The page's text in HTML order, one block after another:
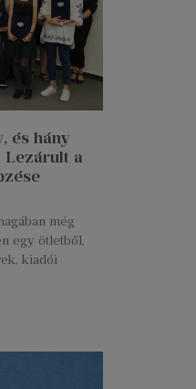
és hány
Lezárult a
még
egy ötletből,
kiadói